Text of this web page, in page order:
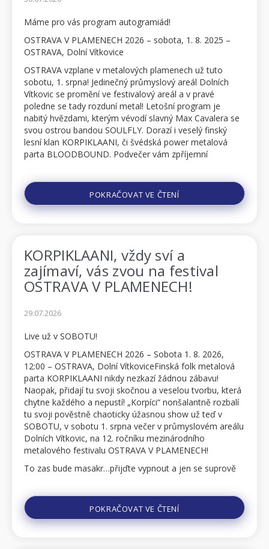
Máme pro vás program autogramiád!
OSTRAVA V PLAMENECH 2026 – sobota, 1. 8. 2025 –
OSTRAVA, Dolní Vítkovice
OSTRAVA vzplane v metalových plamenech už tuto
sobotu, 1. srpna! Jedinečný průmyslový areál Dolních
Vítkovic se promění ve festivalový areál a v pravé
poledne se tady rozduní metal! Letošní program je
nabitý hvězdami, kterým vévodí slavný Max Cavalera se
svou ostrou bandou SOULFLY. Dorazí i veselý finský
lesní klan KORPIKLAANI, či švédská power metalová
parta BLOODBOUND. Podvečer vám zpříjemní
POKRAČOVAT VE ČTENÍ
KORPIKLAANI, vždy sví a
zajímaví, vás zvou na festival
OSTRAVA V PLAMENECH!
29.07.2026
Live už v SOBOTU!
OSTRAVA V PLAMENECH 2026 – Sobota 1. 8. 2026,
12:00 – OSTRAVA, Dolní VítkoviceFinská folk metalová
parta KORPIKLAANI nikdy nezkazí žádnou zábavu!
Naopak, přidají tu svoji skočnou a veselou tvorbu, která
chytne každého a nepustí! „Korpíci“ nonšalantně rozbalí
tu svoji pověstně chaoticky úžasnou show už teď v
SOBOTU, v sobotu 1. srpna večer v průmyslovém areálu
Dolních Vítkovic, na 12. ročníku mezinárodního
metalového festivalu OSTRAVA V PLAMENECH!
To zas bude masakr…přijďte vypnout a jen se suprově
POKRAČOVAT VE ČTENÍ